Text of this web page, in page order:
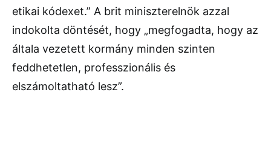
etikai kódexet.” A brit miniszterelnök azzal
indokolta döntését, hogy „megfogadta, hogy az
általa vezetett kormány minden szinten
feddhetetlen, professzionális és
elszámoltatható lesz”.